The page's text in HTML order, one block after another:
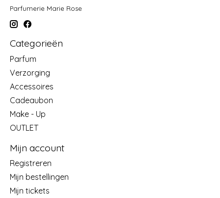
Parfumerie Marie Rose
Categorieën
Parfum
Verzorging
Accessoires
Cadeaubon
Make - Up
OUTLET
Mijn account
Registreren
Mijn bestellingen
Mijn tickets